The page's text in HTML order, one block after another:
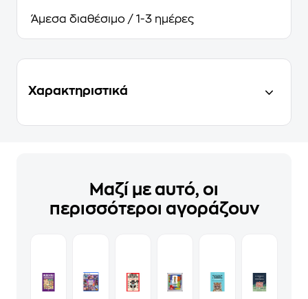
Άμεσα διαθέσιμο / 1-3 ημέρες
Χαρακτηριστικά
Μαζί με αυτό, οι
περισσότεροι αγοράζουν